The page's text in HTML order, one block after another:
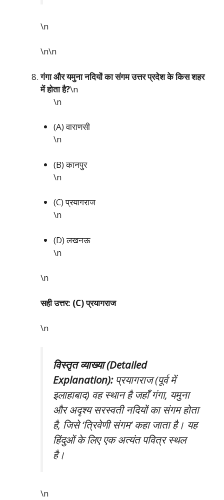
\n
\n\n
गंगा और यमुना नदियों का संगम उत्तर प्रदेश के किस शहर
में होता है?\n
\n
(A) वाराणसी
\n
(B) कानपुर
\n
(C) प्रयागराज
\n
(D) लखनऊ
\n
\n
सही उत्तर: (C) प्रयागराज
\n
विस्तृत व्याख्या (Detailed
Explanation):प्रयागराज (पूर्व में
इलाहाबाद) वह स्थान है जहाँ गंगा, यमुना
और अदृश्य सरस्वती नदियों का संगम होता
है, जिसे ‘त्रिवेणी संगम’ कहा जाता है। यह
हिंदुओं के लिए एक अत्यंत पवित्र स्थल
है।
\n